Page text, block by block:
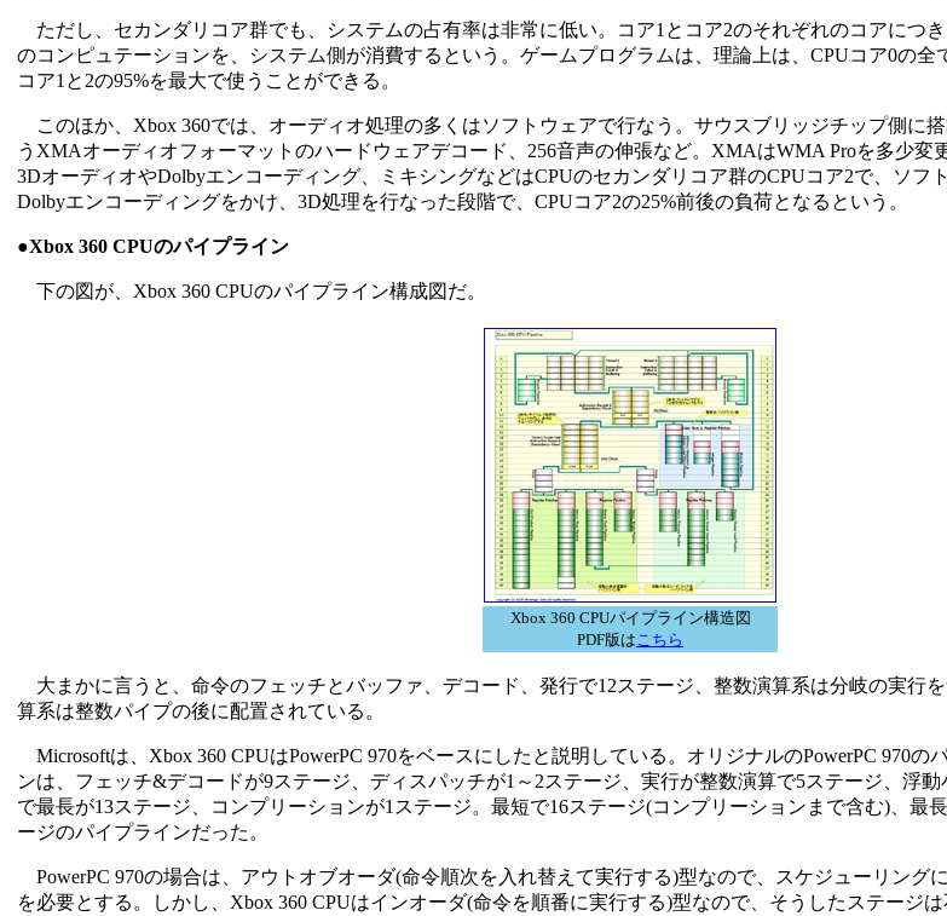
ただし、セカンダリコア群でも、システムの占有率は非常に低い。コア1とコア2のそれぞれのコアにつ
のコンピュテーションを、システム側が消費するという。ゲームプログラムは、理論上は、CPUコア0の全
コア1と2の95%を最大で使うことができる。
このほか、Xbox 360では、オーディオ処理の多くはソフトウェアで行なう。サウスブリッジチップ側に
うXMAオーディオフォーマットのハードウェアデコード、256音声の伸張など。XMAはWMA Proを多少変
3DオーディオやDolbyエンコーディング、ミキシングなどはCPUのセカンダリコア群のCPUコア2で、ソフ
Dolbyエンコーディングをかけ、3D処理を行なった段階で、CPUコア2の25%前後の負荷となるという。
●Xbox 360 CPUのパイプライン
下の図が、Xbox 360 CPUのパイプライン構成図だ。
Xbox 360 CPUパイプライン構造図
PDF版はこちら
大まかに言うと、命令のフェッチとバッファ、デコード、発行で12ステージ、整数演算系は分岐の実行
算系は整数パイプの後に配置されている。
Microsoftは、Xbox 360 CPUはPowerPC 970をベースにしたと説明している。オリジナルのPowerPC 970の
ンは、フェッチ&デコードが9ステージ、ディスパッチが1～2ステージ、実行が整数演算で5ステージ、浮動
で最長が13ステージ、コンプリーションが1ステージ。最短で16ステージ(コンプリーションまで含む)、最
ージのパイプラインだった。
PowerPC 970の場合は、アウトオブオーダ(命令順次を入れ替えて実行する)型なので、スケジューリング
を必要とする。しかし、Xbox 360 CPUはインオーダ(命令を順番に実行する)型なので、そうしたステージ